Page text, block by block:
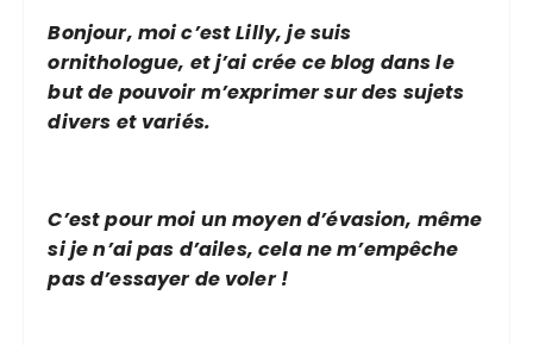
Bonjour, moi c’est Lilly, je suis
ornithologue, et j’ai crée ce blog dans le
but de pouvoir m’exprimer sur des sujets
divers et variés.
C’est pour moi un moyen d’évasion, même
si je n’ai pas d’ailes, cela ne m’empêche
pas d’essayer de voler !